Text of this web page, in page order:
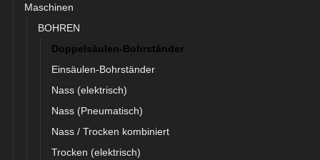
Maschinen
BOHREN
Doppelsäulen-Bohrständer
Einsäulen-Bohrständer
Nass (elektrisch)
Nass (Pneumatisch)
Nass / Trocken kombiniert
Trocken (elektrisch)